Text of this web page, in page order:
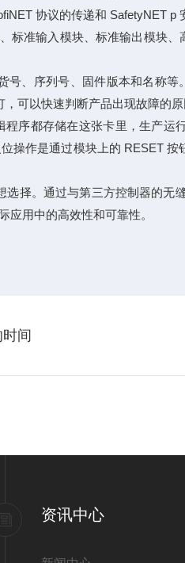
协议的传递和 SafetyNET p
准输入模块、标准输出模块
、序列号、固件版本和名称
可以快速判断产品出现故障的原
序都存储在这张卡里，生产
操作是通过模块上的 RESET
择。通过与第三方控制器的
应用中的高效性和可靠性。
间
资讯中心